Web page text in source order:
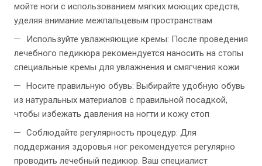
мойте ноги с использованием мягких моющих средств,
уделяя внимание межпальцевым пространствам
Используйте увлажняющие кремы: После проведения
лечебного педикюра рекомендуется наносить на стопы
специальные кремы для увлажнения и смягчения кожи
Носите правильную обувь: Выбирайте удобную обувь
из натуральных материалов с правильной посадкой,
чтобы избежать давления на ногти и кожу стоп
Соблюдайте регулярность процедур: Для
поддержания здоровья ног рекомендуется регулярно
проводить лечебный педикюр. Ваш специалист